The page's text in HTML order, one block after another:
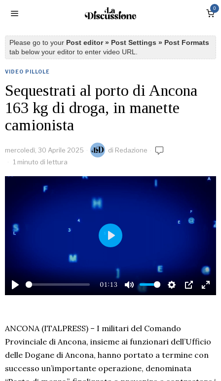
0
Please go to your Post editor » Post Settings » Post Formats
tab below your editor to enter video URL.
VIDEO PILLOLE
Sequestrati al porto di Ancona
163 kg di droga, in manette
camionista
mercoledì, 30 Aprile 2025 di Redazione
1 minuto di lettura
PLAY
01:13
MUTE SETTINGS
PIP
PLAY
ANCONA (ITALPRESS) – I militari del Comando
Provinciale di Ancona, insieme ai funzionari dell’Ufficio
delle Dogane di Ancona, hanno portato a termine con
successo un’importante operazione, denominata